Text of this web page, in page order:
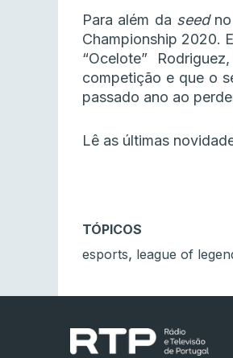
Para além da seedno
Championship 2020.
“Ocelote”
competição e que o
passado ano ao
Lê as últimas
TÓPICOS
esports, league of